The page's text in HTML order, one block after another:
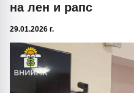
на лен и рапс
29.01.2026 г.